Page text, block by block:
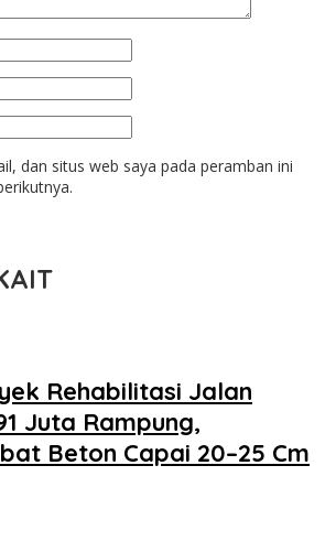
dan situs web saya pada peramban ini
Rehabilitasi Jalan
Juta Rampung,
Beton Capai 20–25 Cm